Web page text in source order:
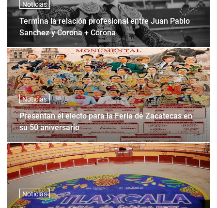
Noticias
Termina la relación profesional entre Juan Pablo
Sanchez y Corona + Corona
Noticias
Presentan el electo para la Feria de Zacatecas en
su 50 aniversario
Noticias